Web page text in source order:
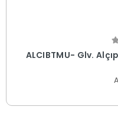
ALCIBTMU- Glv.